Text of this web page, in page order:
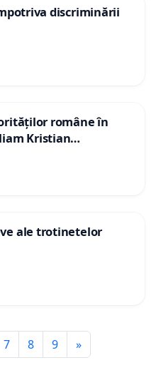
discriminării
române în
Kristian
în Danemarca de
ale trotinetelor
7 8 9 »